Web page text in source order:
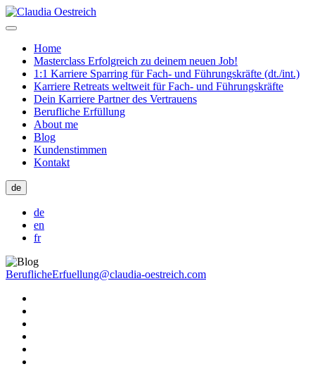
Home
Masterclass Erfolgreich zu deinem neuen Job!
1:1 Karriere Sparring für Fach- und Führungskräfte (dt./int.)
Karriere Retreats weltweit für Fach- und Führungskräfte
Dein Karriere Partner des Vertrauens
Berufliche Erfüllung
About me
Blog
Kundenstimmen
Kontakt
de
de
en
fr
BeruflicheErfuellung@claudia-oestreich.com